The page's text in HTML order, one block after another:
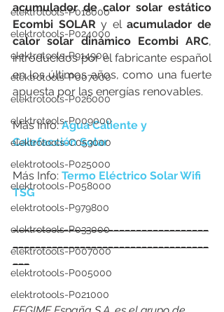
elektrotools-P018000
elektrotools-P024000
elektrotools-P914900
elektrotools-P007000
elektrotools-P026000
elektrotools-P009000
elektrotools-C053000
elektrotools-P025000
elektrotools-P058000
elektrotools-P979800
elektrotools-P033000
elektrotools-P007000
elektrotools-P005000
elektrotools-P021000
acumulador de calor solar estático
Ecombi SOLAR y el acumulador de
calor solar dinámico Ecombi ARC,
introducidos por el fabricante español
en los últimos años, como una fuerte
apuesta por las energías renovables.
Más Info: Agua Caliente y
Calefacción Solar
Más Info: Termo Eléctrico Solar Wifi
TSG
___________________________________